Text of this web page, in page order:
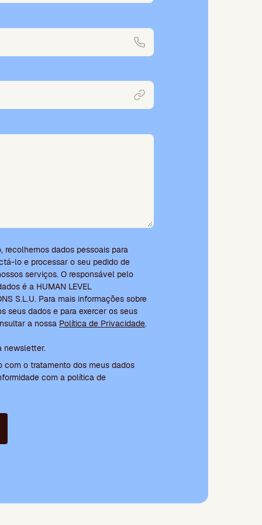
recolhemos dados pessoais para
lo e processar o seu pedido de
serviços. O responsável pelo
é a HUMAN LEVEL
S.L.U. Para mais informações sobre
seus dados e para exercer os seus
a nossa Política de Privacidade.
e subscrição da newsletter
newsletter.
com o tratamento dos meus dados
com a política de